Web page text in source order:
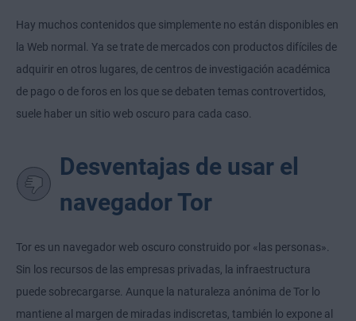
Hay muchos contenidos que simplemente no están disponibles en
la Web normal. Ya se trate de mercados con productos difíciles de
adquirir en otros lugares, de centros de investigación académica
de pago o de foros en los que se debaten temas controvertidos,
suele haber un sitio web oscuro para cada caso.
Desventajas de usar el
navegador Tor
Tor es un navegador web oscuro construido por «las personas».
Sin los recursos de las empresas privadas, la infraestructura
puede sobrecargarse. Aunque la naturaleza anónima de Tor lo
mantiene al margen de miradas indiscretas, también lo expone al